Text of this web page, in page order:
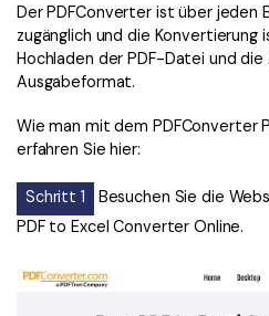
Der PDFConverter ist über jeden
zugänglich und die Konvertierung
Hochladen der PDF-Datei und die
Ausgabeformat.
Wie man mit dem PDFConverter
erfahren Sie hier:
Schritt 1
Besuchen Sie die
PDF to Excel Converter Online.